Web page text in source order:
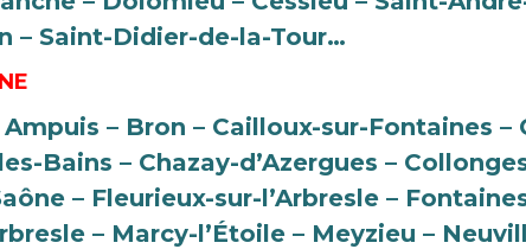
– Saint-Didier-de-la-Tour…
– Bron – Cailloux-sur-Fontaines –
Bains – Chazay-d’Azergues –
– Fleurieux-sur-l’Arbresle –
– Marcy-l’Étoile – Meyzieu –